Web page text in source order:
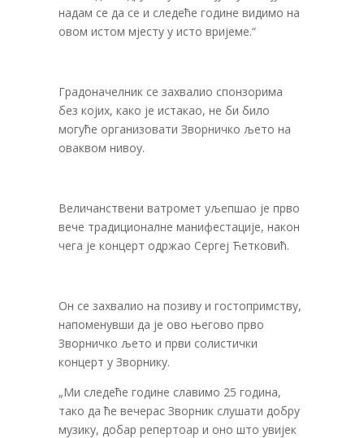
надам се да се и следеће године видимо на
овом истом мјесту у исто вријеме.“
Градоначелник се захвалио спонзорима
без којих, како је истакао, не би било
могуће организовати Зворничко љето на
оваквом нивоу.
Величанствени ватромет уљепшао је прво
вече традиционалне манифестације, након
чега је концерт одржао Сергеј Ћетковић.
Он се захвалио на позиву и гостопримству,
напоменувши да је ово његово прво
Зворничко љето и први солистички
концерт у Зворнику.
„Ми следеће године славимо 25 година,
тако да ће вечерас Зворник слушати добру
музику, добар репертоар и оно што увијек